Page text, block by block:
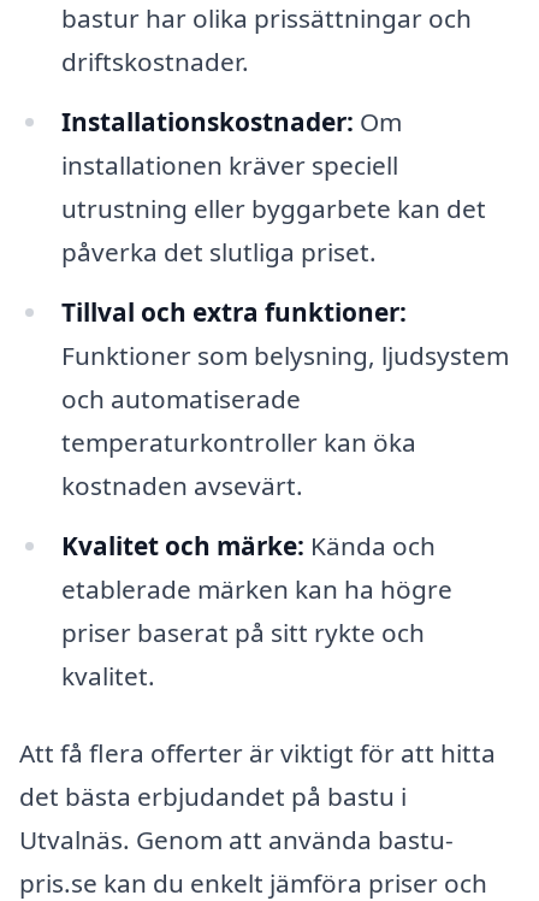
bastur har olika prissättningar och
driftskostnader.
Installationskostnader: Om
installationen kräver speciell
utrustning eller byggarbete kan det
påverka det slutliga priset.
Tillval och extra funktioner:
Funktioner som belysning, ljudsystem
och automatiserade
temperaturkontroller kan öka
kostnaden avsevärt.
Kvalitet och märke: Kända och
etablerade märken kan ha högre
priser baserat på sitt rykte och
kvalitet.
Att få flera offerter är viktigt för att hitta
det bästa erbjudandet på bastu i
Utvalnäs. Genom att använda bastu-
pris.se kan du enkelt jämföra priser och